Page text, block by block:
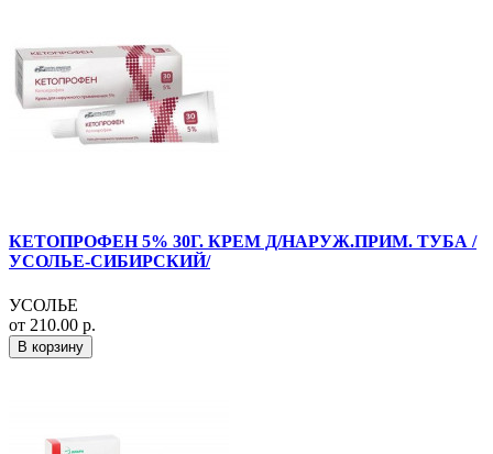
КЕТОПРОФЕН 5% 30Г. КРЕМ Д/НАРУЖ.ПРИМ. ТУБА /
УСОЛЬЕ-СИБИРСКИЙ/
УСОЛЬЕ
от 210.00 р.
В корзину